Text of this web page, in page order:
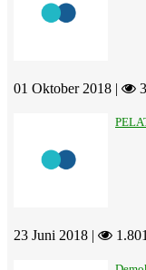
01 Oktober 2018 |
23 Juni 2018 |